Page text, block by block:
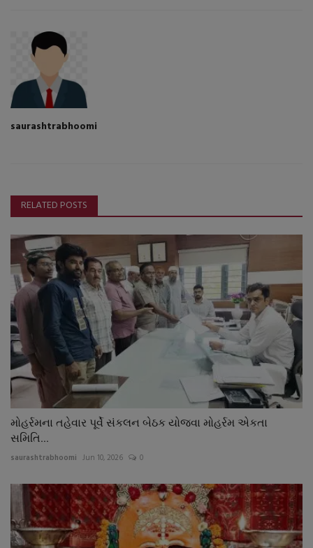
saurashtrabhoomi
RELATED POSTS
મોહર્રમના તહેવાર પૂર્વે સંકલન બેઠક યોજવા મોહર્રમ એકતા
સમિતિ...
saurashtrabhoomi Jun 10, 2026 0